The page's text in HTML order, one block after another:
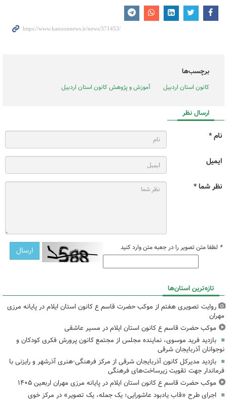
برچسب‌ها
کانون استان اردبیل آموزش و پژوهش کانون استان اردبیل
ارسال نظر
نام *
ایمیل
نظر شما *
* لطفا متن تصویر را در جعبه متن وارد کنید
تازه‌ترین استان‌ها
روایت تصویری هفتم از موکب حضرت قاسم ع کانون استان ایلام در پایانه مرزی
مهران
موکب حضرت قاسم ع کانون استان ایلام در مسیر عاشقی
بازدید فرید موسوی، نماینده مجلس از مجتمع کانون پرورش فکری کودکان و
نوجوانان آذربایجان شرقی
بازدید مدیرکل کانون آذربایجان شرقی از مرکز فرهنگی‌-هنری آذرشهر و رایزنی با
فرماندار جهت تقویت زیرساخت‌های فرهنگی
موکب حضرت قاسم ع کانون استان ایلام در پایانه مرزی مهران اربعین ۱۴۰۵
اجرای طرح «قاب یادبود عاشورایی؛ یک جمله، یک تصویر» در مرکز خوی